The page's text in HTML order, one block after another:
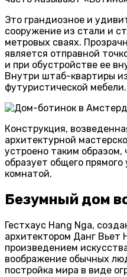
Это грандиозное и
сооружение из стали и
метровых сваях.
является отправной
и при обустройстве ее
Внутри штаб-квартиры
футуристической мебели.
Конструкция,
архитектурной
устроено таким образом,
образует общего
комнатой.
Безумный дом
Гестхаус Hang Nga,
архитектором Данг Вьет
произведением
воображение обычных
постройка мира в виде